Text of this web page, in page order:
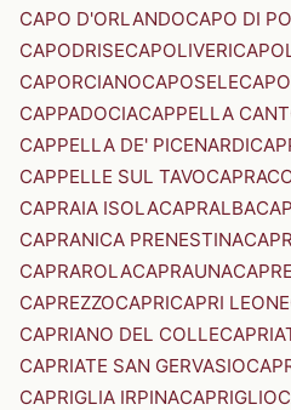
CAPO D'ORLANDOCAPO DI
CAPODRISECAPOLIVERI
CAPORCIANOCAPOSELE
CAPPADOCIACAPPELLA
CAPPELLA DE' PICENARDI
CAPPELLE SUL TAVO
CAPRAIA ISOLACAPRALBA
CAPRANICA PRENESTINA
CAPRAROLACAPRAUNA
CAPREZZOCAPRICAPRI LEONE
CAPRIANO DEL COLLE
CAPRIATE SAN GERVASIO
CAPRIGLIA IRPINACAPRIGLIO